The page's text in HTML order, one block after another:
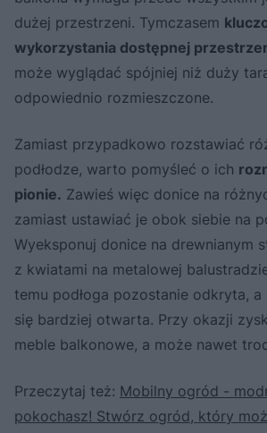
dużej przestrzeni. Tymczasem
wykorzystania dostępnej
może wyglądać spójniej niż duży
odpowiednio rozmieszczone.
Zamiast przypadkowo rozstawiać
podłodze, warto pomyśleć o ich
pionie. Zawieś więc donice na
zamiast ustawiać je obok siebie na
Wyeksponuj donice na drewnianym
z kwiatami na metalowej
temu podłoga pozostanie odkryta,
się bardziej otwarta. Przy okazji
meble balkonowe, a może nawet
Przeczytaj też: Mobilny ogród -
pokochasz! Stwórz ogród, który